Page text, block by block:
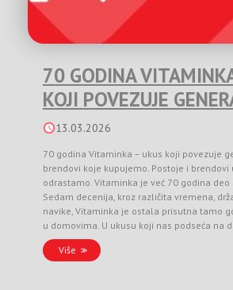
70 GODINA
KOJI POVEZUJE
13.03.2026
70 godina Vitaminka – ukus koji povezuje
brendovi koje kupujemo. Postoje i brendovi
odrastamo. Vitaminka je već 70 godina deo
Sedam decenija, kroz različita vremena,
navike, Vitaminka je ostala prisutna tamo
u domovima. U ukusu koji nas podseća na
Više